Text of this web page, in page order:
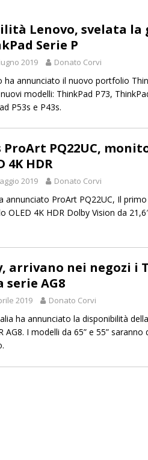
Lenovo, svelata la
Serie P
2019 Donato Corvi
ha annunciato il nuovo portfolio
modelli: ThinkPad P73,
P53s e P43s.
ProArt PQ22UC,
4K HDR
2019 Donato Corvi
annunciato ProArt PQ22UC, Il
OLED 4K HDR Dolby Vision da
arrivano nei negozi i
serie AG8
2019 Donato Corvi
ha annunciato la disponibilità
AG8. I modelli da 65” e 55”